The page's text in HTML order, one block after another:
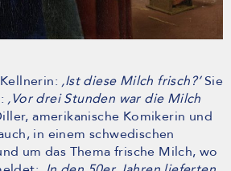
‚Ist diese Milch frisch?’Sie
‚Vor drei Stunden war die Milch
amerikanische Komikerin und
in einem schwedischen
um das Thema frische Milch, wo